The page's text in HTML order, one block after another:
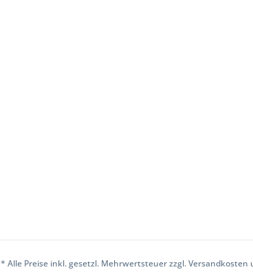
* Alle Preise inkl. gesetzl. Mehrwertsteuer zzgl.Versandkosten